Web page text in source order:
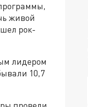
живой
рок-
лидером
10,7